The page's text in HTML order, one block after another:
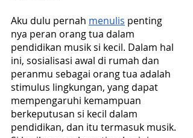
Aku dulu pernah menulis penting
nya peran orang tua dalam
pendidikan musik si kecil. Dalam hal
ini, sosialisasi awal di rumah dan
peranmu sebagai orang tua adalah
stimulus lingkungan, yang dapat
mempengaruhi kemampuan
berkeputusan si kecil dalam
pendidikan, dan itu termasuk musik.